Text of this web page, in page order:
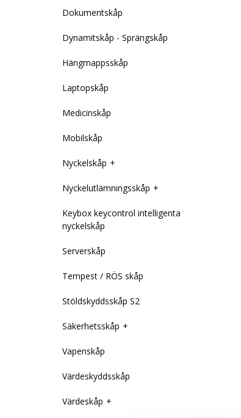
Dokumentskåp
Dynamitskåp - Sprängskåp
Hängmappsskåp
Laptopskåp
Medicinskåp
Mobilskåp
Nyckelskåp
Nyckelutlämningsskåp
Keybox keycontrol intelligenta
nyckelskåp
Serverskåp
Tempest / RÖS skåp
Stöldskyddsskåp S2
Säkerhetsskåp
Vapenskåp
Värdeskyddsskåp
Värdeskåp